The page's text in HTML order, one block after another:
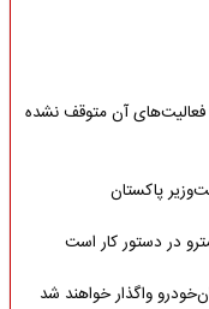
آن متوقف نشده
پاکستان
در دستور کار است
واگذار خواهند شد